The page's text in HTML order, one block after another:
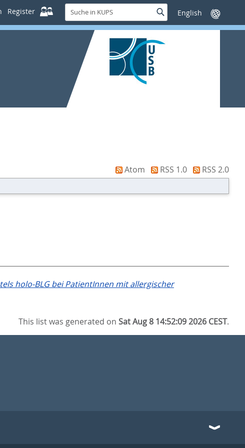
Register
Suche
in
KUPS
SucheSprache
wechseln
Atom RSS 1.0
RSS 2.0
holo-BLG bei PatientInnen mit allergischer
This list was generated onSat Aug 8 14:52:09 2026 CEST.